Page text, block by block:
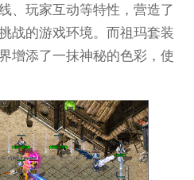
、玩家互动等特性，营造了
战的游戏环境。而祖玛套装
增添了一抹神秘的色彩，使